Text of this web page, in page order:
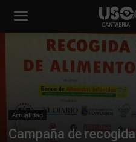
Actualidad
Campaña de